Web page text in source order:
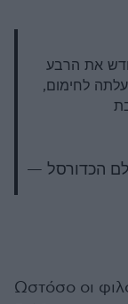
את הרבע
לחימום,
Ωστόσο οι